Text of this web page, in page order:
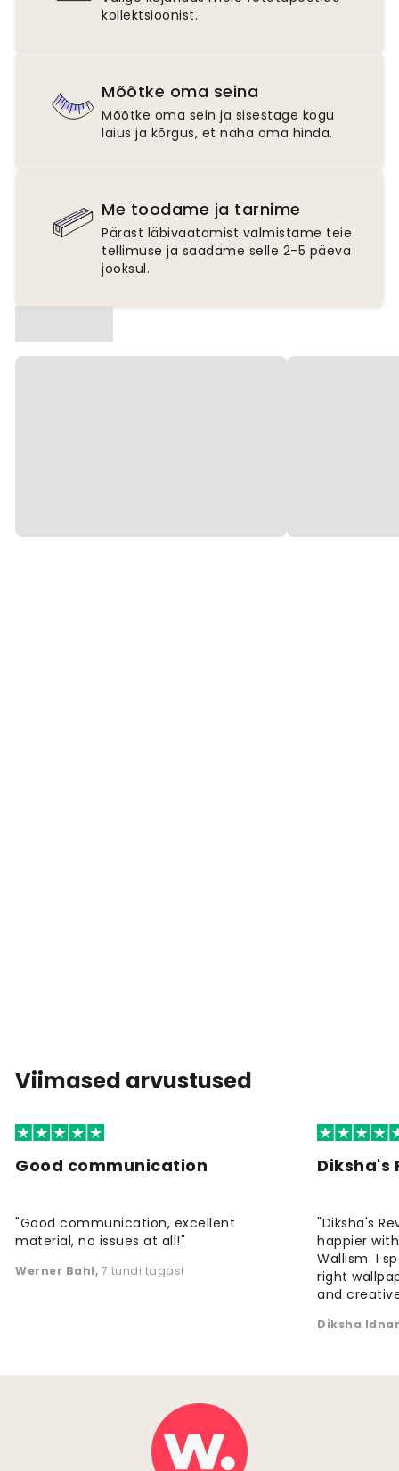
kollektsioonist.
Mõõtke oma seina
Mõõtke oma sein ja sisestage kogu
laius ja kõrgus, et näha oma hinda.
Me toodame ja tarnime
Pärast läbivaatamist valmistame teie
tellimuse ja saadame selle 2-5 päeva
jooksul.
Viimased arvustused
Good communication
"Good communication, excellent
material, no issues at all!"
Werner Bahl, 7 tundi tagasi
Diksha's
"Diksha's
happier
Wallism. I
right
and
Diksha